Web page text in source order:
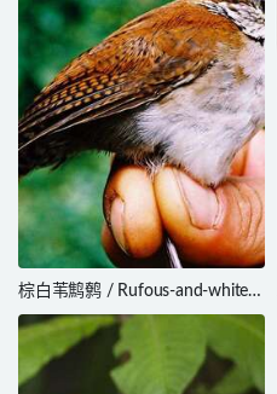
棕白苇鹪鹩 / Rufous-and-white
Wren / Thryophilus rufalbus